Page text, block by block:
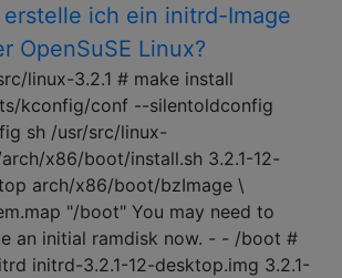
erstelle ich ein initrd-Image
OpenSuSE Linux?
linux-3.2.1 # make install
kconfig/conf --silentoldconfig
sh /usr/src/linux-
arch/x86/boot/install.sh 3.2.1-12-
arch/x86/boot/bzImage \
"/boot" You may need to
an initial ramdisk now. - - /boot #
initrd-3.2.1-12-desktop.img 3.2.1-